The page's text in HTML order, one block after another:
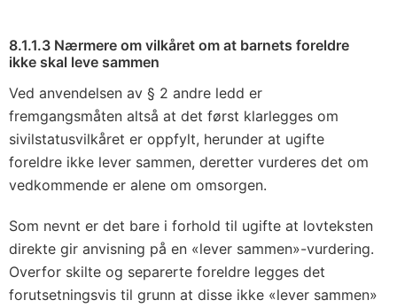
8.1.1.3 Nærmere om vilkåret om at barnets foreldre
ikke skal leve sammen
Ved anvendelsen av § 2 andre ledd er
fremgangsmåten altså at det først klarlegges om
sivilstatusvilkåret er oppfylt, herunder at ugifte
foreldre ikke lever sammen, deretter vurderes det om
vedkommende er alene om omsorgen.
Som nevnt er det bare i forhold til ugifte at lovteksten
direkte gir anvisning på en «lever sammen»-vurdering.
Overfor skilte og separerte foreldre legges det
forutsetningsvis til grunn at disse ikke «lever sammen»